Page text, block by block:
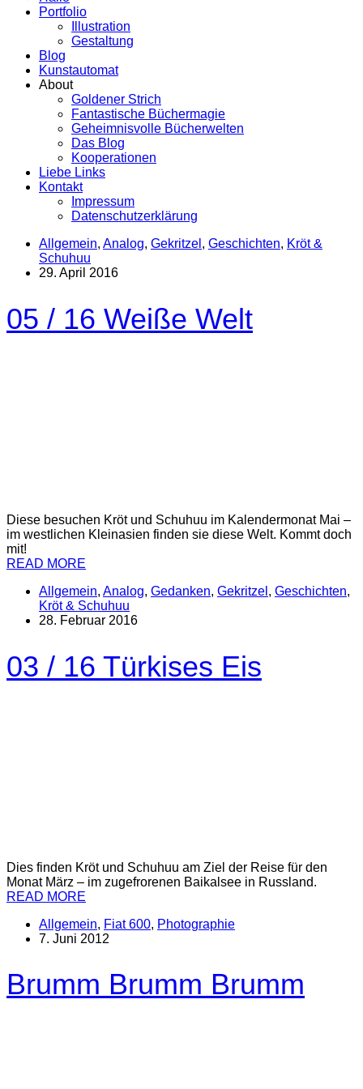
Portfolio
Illustration
Gestaltung
Blog
Kunstautomat
About
Goldener Strich
Fantastische Büchermagie
Geheimnisvolle Bücherwelten
Das Blog
Kooperationen
Liebe Links
Kontakt
Impressum
Datenschutzerklärung
Allgemein, Analog, Gekritzel , Geschichten, Kröt &
Schuhuu
29. April 2016
05 / 16 Weiße Welt
Diese besuchen Kröt und Schuhuu im Kalendermonat Mai –
im westlichen Kleinasien finden sie diese Welt. Kommt doch
mit!
READ MORE
Allgemein, Analog, Gedanken, Gekritzel , Geschichten,
Kröt & Schuhuu
28. Februar 2016
03 / 16 Türkises Eis
Dies finden Kröt und Schuhuu am Ziel der Reise für den
Monat März – im zugefrorenen Baikalsee in Russland.
READ MORE
Allgemein, Fiat 600, Photographie
7. Juni 2012
Brumm Brumm Brumm